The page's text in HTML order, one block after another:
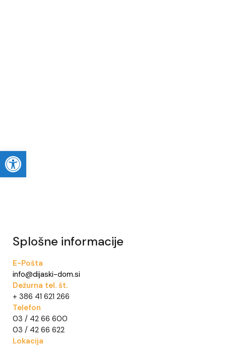
Splošne informacije
E-Pošta
info@dijaski-dom.si
Dežurna tel. št.
+ 386 41 621 266
Telefon
03 / 42 66 600
03 / 42 66 622
Lokacija
Open toolbar